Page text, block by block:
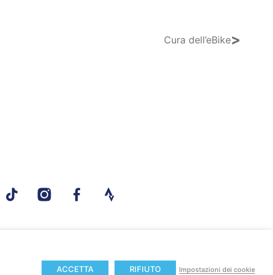
Cura dell’eBike>
ACCETTA RIFIUTO Impostazioni dei cookie